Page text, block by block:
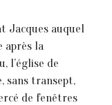
Jacques auquel
après la
l’église de
sans transept,
de fenêtres